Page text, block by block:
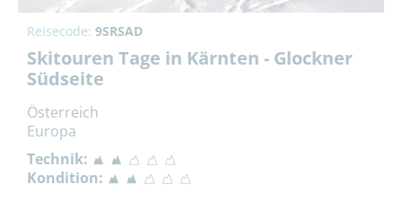
Reisecode: 9SRSAD
Skitouren Tage in Kärnten - Glockner
Südseite
Österreich
Europa
Technik:
Kondition: